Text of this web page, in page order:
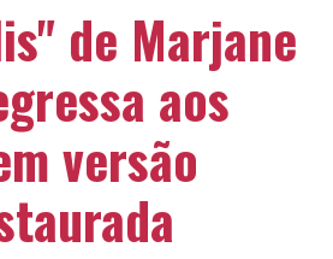
de Marjane
aos
versão